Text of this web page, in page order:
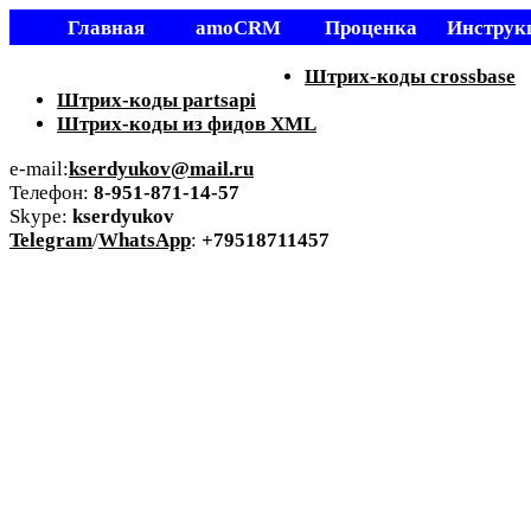
Главная amoCRM Проценка
Штрих-коды crossbase
Штрих-коды partsapi
Штрих-коды из фидов XML
e-mail:kserdyukov@mail.ru
Телефон: 8-951-871-14-57
Skype: kserdyukov
Telegram/WhatsApp: +79518711457